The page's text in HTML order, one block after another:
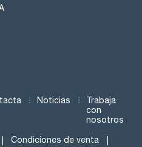
Noticias
Trabaja
con
nosotros
Condiciones de venta